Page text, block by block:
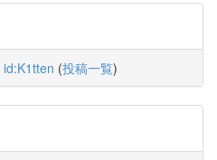
id:K1tten (投稿一覧)